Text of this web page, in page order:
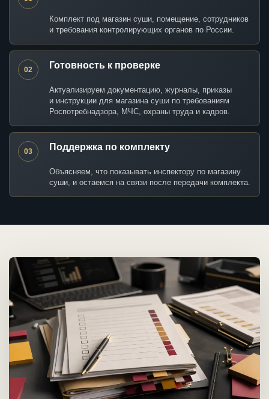
Комплект под магазин суши, помещение, сотрудников
и требования контролирующих органов по России.
02 Готовность к проверке
Актуализируем документацию, журналы, приказы
и инструкции для магазина суши по требованиям
Роспотребнадзора, МЧС, охраны труда и кадров.
03 Поддержка по комплекту
Объясняем, что показывать инспектору по магазину
суши, и остаемся на связи после передачи комплекта.